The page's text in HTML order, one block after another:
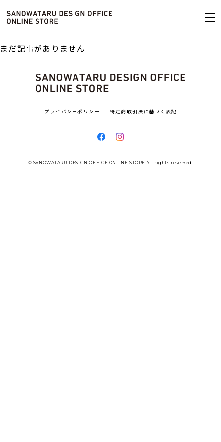
まだ記事がありません
プライバシーポリシー 特定商取引法に基づく表記
© SANOWATARU DESIGN OFFICE ONLINE STORE All rights reserved.